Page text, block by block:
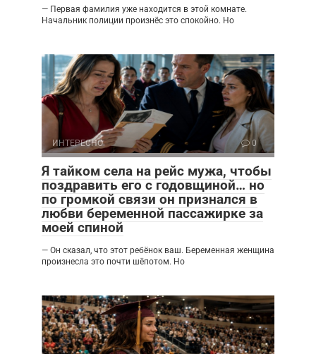
— Первая фамилия уже находится в этой комнате.
Начальник полиции произнёс это спокойно. Но
ИНТЕРЕСНО 0
Я тайком села на рейс мужа, чтобы
поздравить его с годовщиной… но
по громкой связи он признался в
любви беременной пассажирке за
моей спиной
— Он сказал, что этот ребёнок ваш. Беременная женщина
произнесла это почти шёпотом. Но